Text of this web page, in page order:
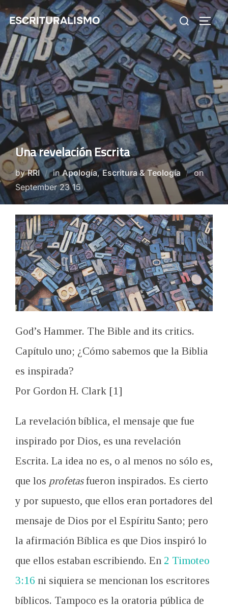
Skip
to
content
ESCRITURALISMO
Search
for:
Una revelación Escrita
byRRI inApología,Escritura & Teología on
on
September 23 15
God’s Hammer. The Bible and its critics.
Capítulo uno; ¿Cómo sabemos que la Biblia
es inspirada?
Por Gordon H. Clark [1]
La revelación bíblica, el mensaje que fue
inspirado por Dios, es una revelación
Escrita. La idea no es, o al menos no sólo es,
que los profetasfueron inspirados. Es cierto
y por supuesto, que ellos eran portadores del
mensaje de Dios por el Espíritu Santo; pero
la afirmación Bíblica es que Dios inspiró lo
que ellos estaban escribiendo. En 2 Timoteo
3:16 ni siquiera se mencionan los escritores
bíblicos. Tampoco es la oratoria pública de